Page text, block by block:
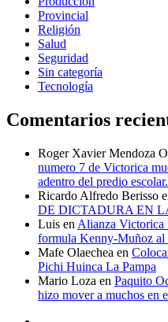
Provincial
Religión
Salud
Seguridad
Sin categoría
Tecnología
Comentarios
Roger Xavier Mendoza
numero 7 de Victorica
adentro del predio escolar.
Ricardo Alfredo Berisso
DE DICTADURA EN
Luis en Alianza Victorica
formula Kenny-Muñoz
Mafe Olaechea en
Pichi Huinca La Pampa
Mario Loza en Paquito
hizo mover a muchos en